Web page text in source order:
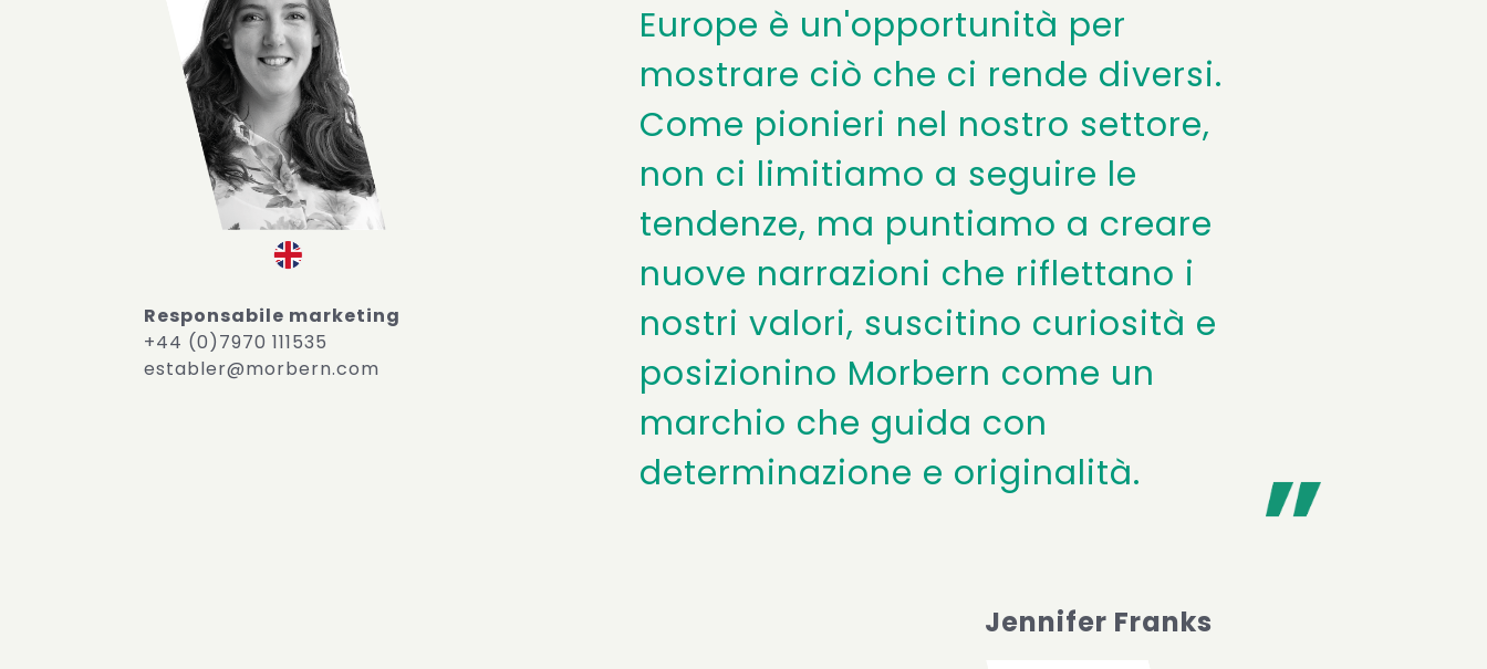
Responsabile marketing
+44 (0)7970 111535
establer@morbern.com
Europe è un'opportunità per
mostrare ciò che ci rende diversi.
Come pionieri nel nostro settore,
non ci limitiamo a seguire le
tendenze, ma puntiamo a creare
nuove narrazioni che riflettano i
nostri valori, suscitino curiosità e
posizionino Morbern come un
marchio che guida con
determinazione e originalità.
Jennifer Franks